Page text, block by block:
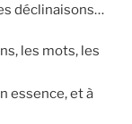
déclinaisons…
les mots, les
essence, et à